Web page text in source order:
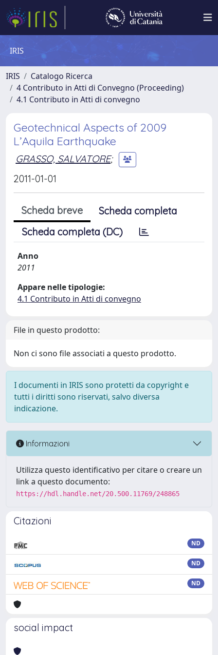
IRIS
IRIS
Catalogo Ricerca
4 Contributo in Atti di Convegno (Proceeding)
4.1 Contributo in Atti di convegno
Geotechnical Aspects of 2009
L’Aquila Earthquake
GRASSO, SALVATORE;
2011-01-01
Scheda breve
Scheda completa
Scheda completa (DC)
Anno
2011
Appare nelle tipologie:
4.1 Contributo in Atti di convegno
File in questo prodotto:
Non ci sono file associati a questo prodotto.
I documenti in IRIS sono protetti da copyright e
tutti i diritti sono riservati, salvo diversa
indicazione.
Informazioni
Utilizza questo identificativo per citare o creare un
link a questo documento:
https://hdl.handle.net/20.500.11769/248865
Citazioni
ND
ND
ND
social impact